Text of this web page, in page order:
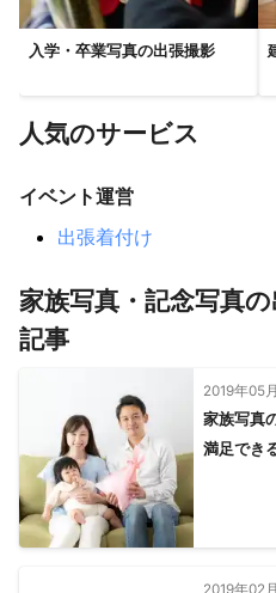
入学・卒業写真の出張撮影
人気のサービス
イベント運営
出張着付け
家族写真・記念写真
記事
2019年05
家族写真
満足でき
2019年02